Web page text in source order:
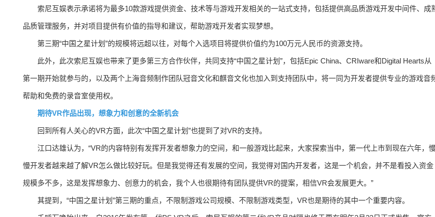
索尼互娱表示承诺将为最多10款游戏提供资金、技术等与游戏开发相关的一站式支持，包括提供高品质游戏开发中间件、成
品质管理服务，并对项目提供有价值的指导和建议，帮助游戏开发者实现梦想。
第三期“中国之星计划”的规模将远超以往，对每个入选项目将提供价值约为100万元人民币的资源支持。
此外，此次索尼互娱也带来了更多第三方合作伙伴，共同支持“中国之星计划”，包括Epic China、CRIware和Digital Hearts从
第一期开始就参与的，以及两个上海音频制作团队冠音文化和麒音文化也加入到支持团队中，将一同为开发者提供专业的游戏音
帮助和免费的录音室使用权。
期待VR作品出现，想象力和创意的全新机会
回到所有人关心的VR方面，此次“中国之星计划”也提到了对VR的支持。
江口达雄认为，“VR的内容特别有发挥开发者想象力的空间，和一般游戏比起来，大家探索当中，第一代上市到现在六年，慢
慢开发者越来越了解VR怎么做比较好玩。但是我觉得还有发展的空间，我觉得对国内开发者，这是一个机会，并不是看投入资金
规模多不多，这是发挥想象力、创意力的机会，我个人也很期待有团队提供VR的提案，相信VR会发展更大。”
其提到，“中国之星计划”第三期的重点，不限制游戏公司规模、不限制游戏类型，VR也是期待的其中一个重要内容。